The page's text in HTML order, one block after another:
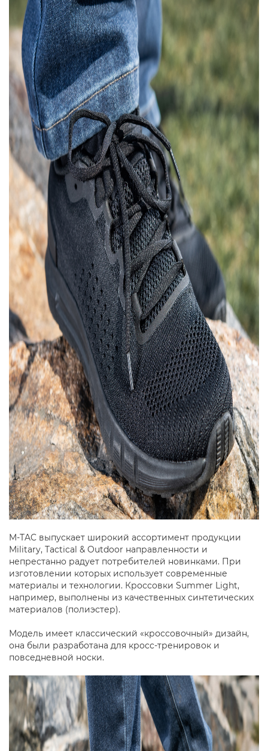
M-TAC выпускает широкий ассортимент продукции
Military, Tactical & Outdoor направленности и
непрестанно радует потребителей новинками. При
изготовлении которых использует современные
материалы и технологии. Кроссовки Summer Light,
например, выполнены из качественных синтетических
материалов (полиэстер).
Модель имеет классический «кроссовочный» дизайн,
она были разработана для кросс-тренировок и
повседневной носки.